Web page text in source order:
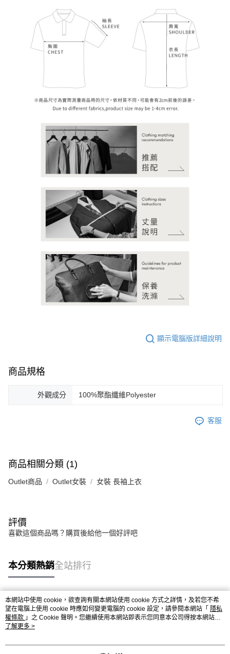
顯示電腦版詳細說明
商品規格
外觀成分 100%聚酯纖維Polyester
客服
商品相關分類 (1)
Outlet商品 Outlet女裝 女裝 長袖上衣
評價
喜歡這個商品嗎？購買後給他一個好評吧
本分類熱銷全站排行
熱門標籤
本網站中使用 cookie，欲查詢有關本網站使用 cookie 方式之詳情，及若您不希
望在電腦上使用 cookie 時應如何變更電腦的 cookie 設定，請參閱本網站「 隱私
權條款 」之 Cookie 聲明。您繼續使用本網站即表示您同意本公司得按本網站使
用條款之 Cookie 聲明使用 cookie。
了解更多 >